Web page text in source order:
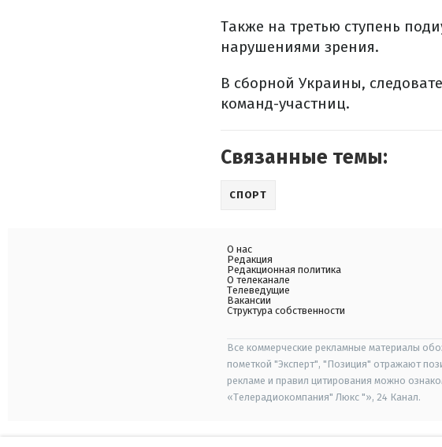
Также на третью ступень
нарушениями зрения.
В сборной Украины,
команд-участниц.
Связанные темы:
СПОРТ
О нас
Редакция
Редакционная политика
О телеканале
Телеведущие
Вакансии
Структура собственности
Все коммерческие рекламные материалы
пометкой "Эксперт", "Позиция" отражают
рекламе и правил цитирования можно
«Телерадиокомпания" Люкс "», 24 Канал.